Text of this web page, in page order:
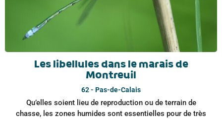
Les libellules dans le marais de
Montreuil
62 - Pas-de-Calais
Qu’elles soient lieu de reproduction ou de terrain de
chasse, les zones humides sont essentielles pour de très